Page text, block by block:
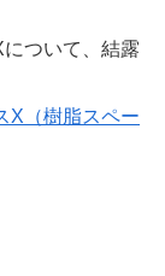
について、結露
X（樹脂スペー